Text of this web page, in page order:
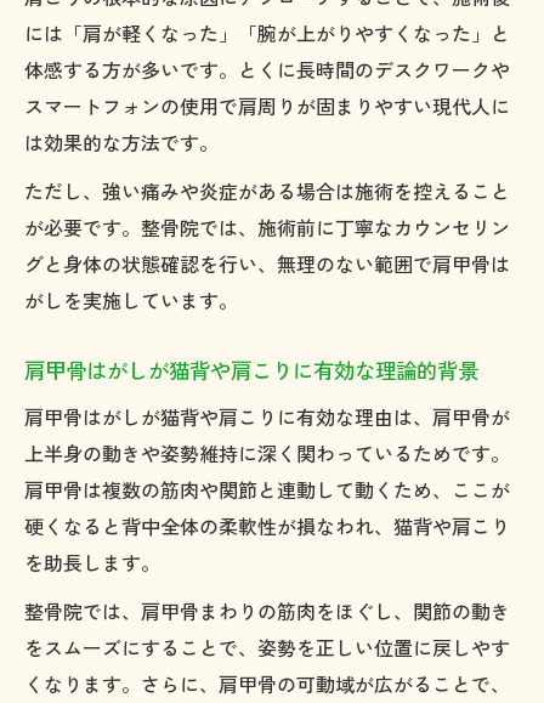
には「肩が軽くなった」「腕が上がりやすくなった」と
体感する方が多いです。とくに長時間のデスクワークや
スマートフォンの使用で肩周りが固まりやすい現代人に
は効果的な方法です。
ただし、強い痛みや炎症がある場合は施術を控えること
が必要です。整骨院では、施術前に丁寧なカウンセリン
グと身体の状態確認を行い、無理のない範囲で肩甲骨は
がしを実施しています。
肩甲骨はがしが猫背や肩こりに有効な理論的背景
肩甲骨はがしが猫背や肩こりに有効な理由は、肩甲骨が
上半身の動きや姿勢維持に深く関わっているためです。
肩甲骨は複数の筋肉や関節と連動して動くため、ここが
硬くなると背中全体の柔軟性が損なわれ、猫背や肩こり
を助長します。
整骨院では、肩甲骨まわりの筋肉をほぐし、関節の動き
をスムーズにすることで、姿勢を正しい位置に戻しやす
くなります。さらに、肩甲骨の可動域が広がることで、